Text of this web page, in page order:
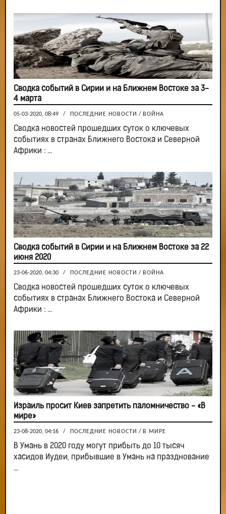
Сводка событий в Сирии и на Ближнем Востоке за 3-
4 марта
05-03-2020, 08:49 / ПОСЛЕДНИЕ НОВОСТИ / ВОЙНА
Сводка новостей прошедших суток о ключевых
событиях в странах Ближнего Востока и Северной
Африки : ...
Сводка событий в Сирии и на Ближнем Востоке за 22
июня 2020
23-06-2020, 04:30 / ПОСЛЕДНИЕ НОВОСТИ / ВОЙНА
Сводка новостей прошедших суток о ключевых
событиях в странах Ближнего Востока и Северной
Африки : ...
Израиль просит Киев запретить паломничество - «В
мире»
23-08-2020, 04:16 / ПОСЛЕДНИЕ НОВОСТИ / В МИРЕ
В Умань в 2020 году могут прибыть до 10 тысяч
хасидов Иудеи, прибывшие в Умань на празднование
...